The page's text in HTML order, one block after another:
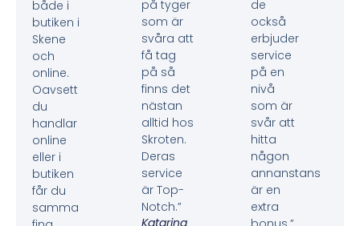
både i
butiken i
Skene
och
online.
Oavsett
du
handlar
online
eller i
butiken
får du
samma
på tyger
som är
svåra att
få tag
på så
finns det
nästan
alltid hos
Skroten.
Deras
service
är Top-
Notch.”
Katarina
de
också
erbjuder
service
på en
nivå
som är
svår att
hitta
någon
annanstans
är en
extra